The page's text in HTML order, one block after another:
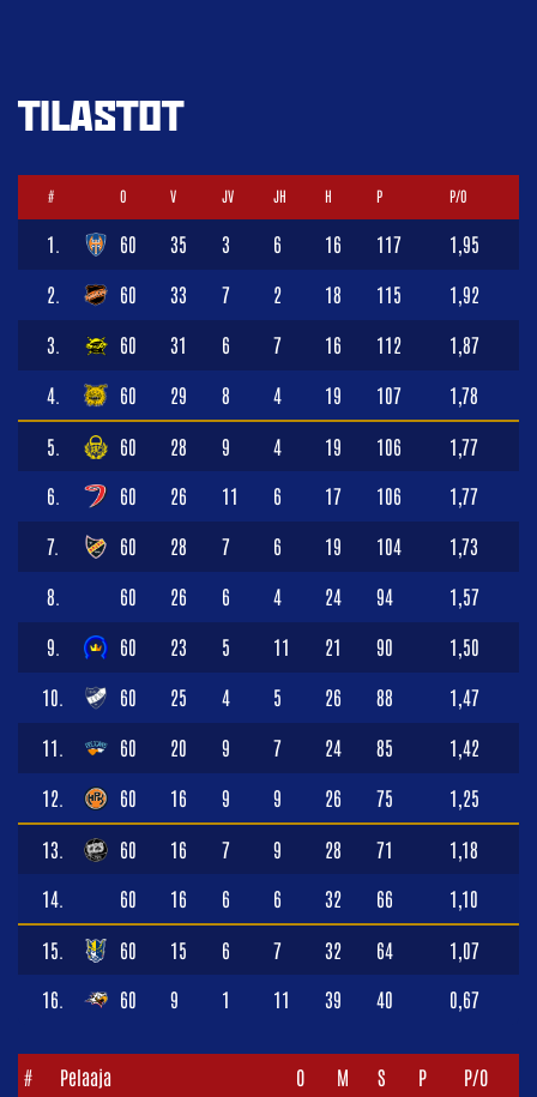
TILASTOT
# O V JV JH H P P/O
1. 60 35 3 6 16 117 1,95
2. 60 33 7 2 18 115 1,92
3. 60 31 6 7 16 112 1,87
4. 60 29 8 4 19 107 1,78
5. 60 28 9 4 19 106 1,77
6. 60 26 11 6 17 106 1,77
7. 60 28 7 6 19 104 1,73
8. 60 26 6 4 24 94 1,57
9. 60 23 5 11 21 90 1,50
10. 60 25 4 5 26 88 1,47
11. 60 20 9 7 24 85 1,42
12. 60 16 9 9 26 75 1,25
13. 60 16 7 9 28 71 1,18
14. 60 16 6 6 32 66 1,10
15. 60 15 6 7 32 64 1,07
16. 60 9 1 11 39 40 0,67
# Pelaaja O M S P P/O